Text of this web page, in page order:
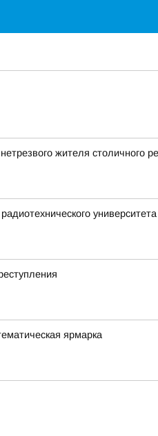
жителя столичного
ярмарка